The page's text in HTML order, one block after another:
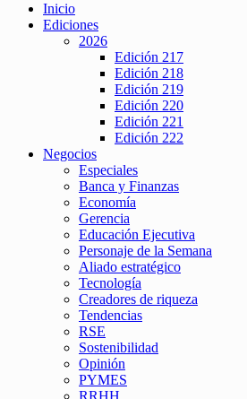
Inicio
Ediciones
2026
Edición 217
Edición 218
Edición 219
Edición 220
Edición 221
Edición 222
Negocios
Especiales
Banca y Finanzas
Economía
Gerencia
Educación Ejecutiva
Personaje de la Semana
Aliado estratégico
Tecnología
Creadores de riqueza
Tendencias
RSE
Sostenibilidad
Opinión
PYMES
RRHH